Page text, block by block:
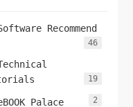
Recommend
46
19
Palace 2